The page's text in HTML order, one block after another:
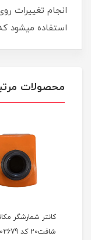
انجام تغییرات
استفاده میشود
محصولات
کانتر شمارشگر
شافت20 کد 00202679